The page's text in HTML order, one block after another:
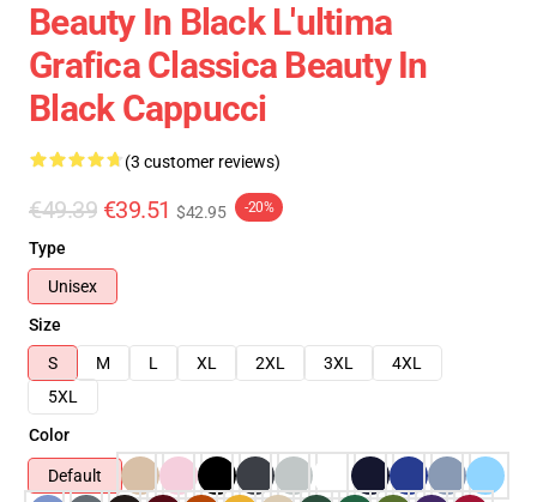
Beauty In Black L'ultima
Grafica Classica Beauty In
Black Cappucci
(3 customer reviews)
€49.39 €39.51 $42.95 -20%
Type
Unisex
Size
S
M L XL 2XL 3XL
4XL
5XL
Color
Default